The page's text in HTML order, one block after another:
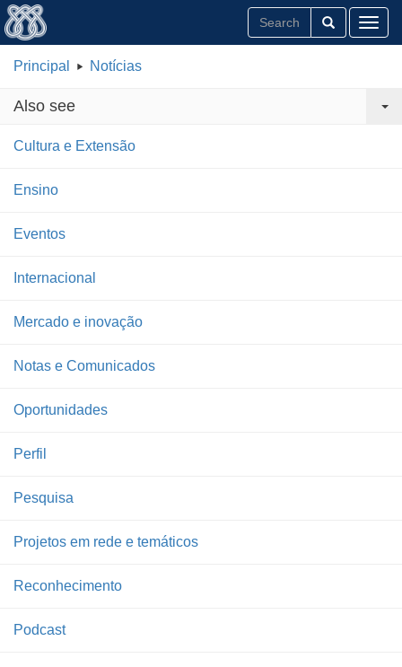
Principal Notícias
Also see
Cultura e Extensão
Ensino
Eventos
Internacional
Mercado e inovação
Notas e Comunicados
Oportunidades
Perfil
Pesquisa
Projetos em rede e temáticos
Reconhecimento
Podcast